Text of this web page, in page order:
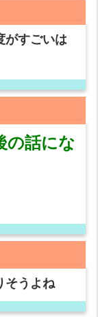
がすごいは
の話にな
そうよね